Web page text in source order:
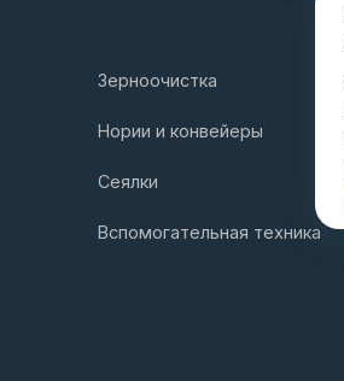
Зерноочистка
Нории и конвейеры
Сеялки
Вспомогательная техника